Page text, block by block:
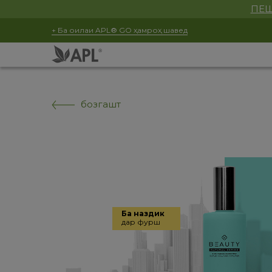
+ Ба оилаи APL® GO ҳамроҳ шавед
бозгашт
Ба наздикӣ
дар фурӯш